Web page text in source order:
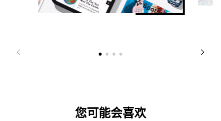
您可能会喜欢